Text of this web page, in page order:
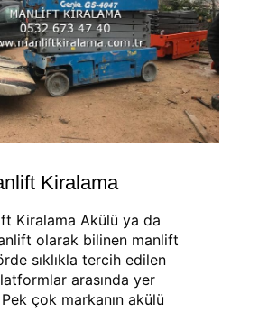
Kiralama
Kiralama Akülü ya da
olarak bilinen manlift
sıklıkla tercih edilen
arasında yer
çok markanın akülü